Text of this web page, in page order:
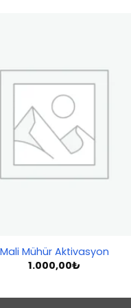
Mali Mühür Aktivasyon
1.000,00₺